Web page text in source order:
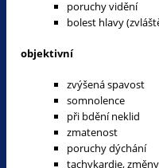
poruchy vidění
bolest hlavy
objektivní
zvýšená spavost
somnolence
při bdění neklid
zmatenost
poruchy dýchání
tachykardie,